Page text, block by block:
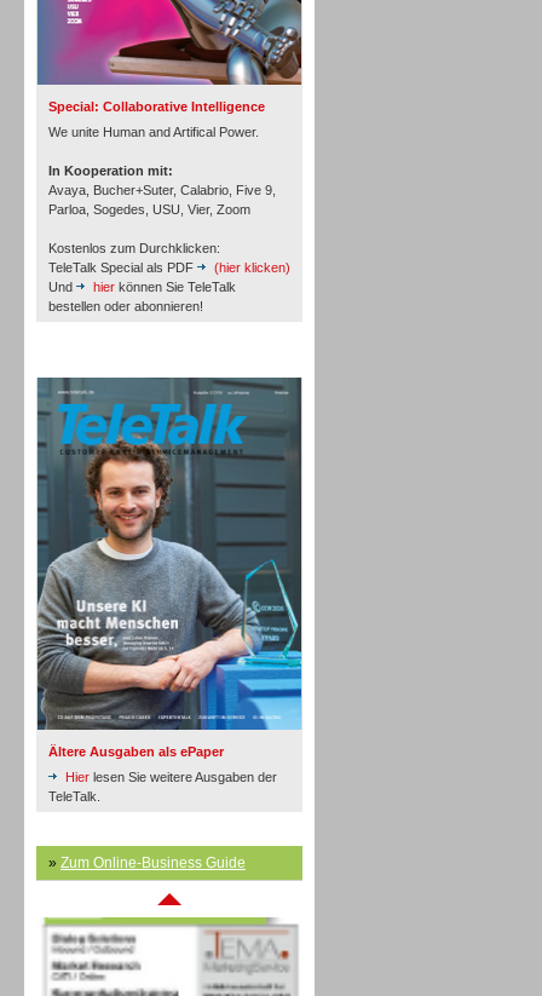
Special: Collaborative Intelligence
We unite Human and Artifical Power.
In Kooperation mit:
Avaya, Bucher+Suter, Calabrio, Five 9,
Parloa, Sogedes, USU, Vier, Zoom
Kostenlos zum Durchklicken:
TeleTalk Special als PDF
(hier klicken)
Und
hier können Sie TeleTalk
bestellen oder abonnieren!
Ältere Ausgaben als ePaper
Hier lesen Sie weitere Ausgaben der
TeleTalk.
» Zum Online-Business Guide
Inbound
Inbound
Inbound